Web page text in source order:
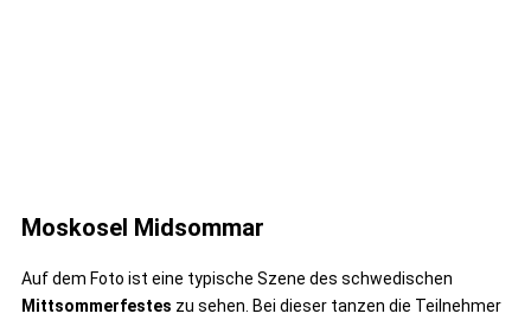
Moskosel Midsommar
Auf dem Foto ist eine typische Szene des schwedischen
Mittsommerfestes zu sehen. Bei dieser tanzen die Teilnehmer